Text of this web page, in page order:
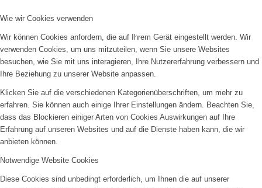
Wie wir Cookies verwenden
Wir können Cookies anfordern, die auf Ihrem Gerät eingestellt werden. Wir
verwenden Cookies, um uns mitzuteilen, wenn Sie unsere Websites
besuchen, wie Sie mit uns interagieren, Ihre Nutzererfahrung verbessern und
Ihre Beziehung zu unserer Website anpassen.
Klicken Sie auf die verschiedenen Kategorienüberschriften, um mehr zu
erfahren. Sie können auch einige Ihrer Einstellungen ändern. Beachten Sie,
dass das Blockieren einiger Arten von Cookies Auswirkungen auf Ihre
Erfahrung auf unseren Websites und auf die Dienste haben kann, die wir
anbieten können.
Notwendige Website Cookies
Diese Cookies sind unbedingt erforderlich, um Ihnen die auf unserer